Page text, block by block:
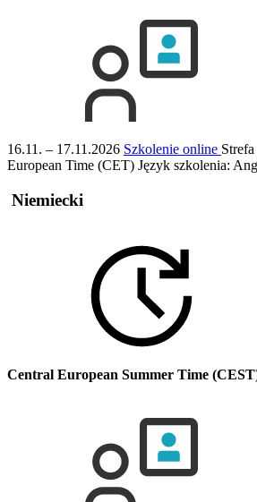
16.11. – 17.11.2026 Szkolenie online
European Time (CET) Język szkolenia:
Niemiecki
Central European Summer Time